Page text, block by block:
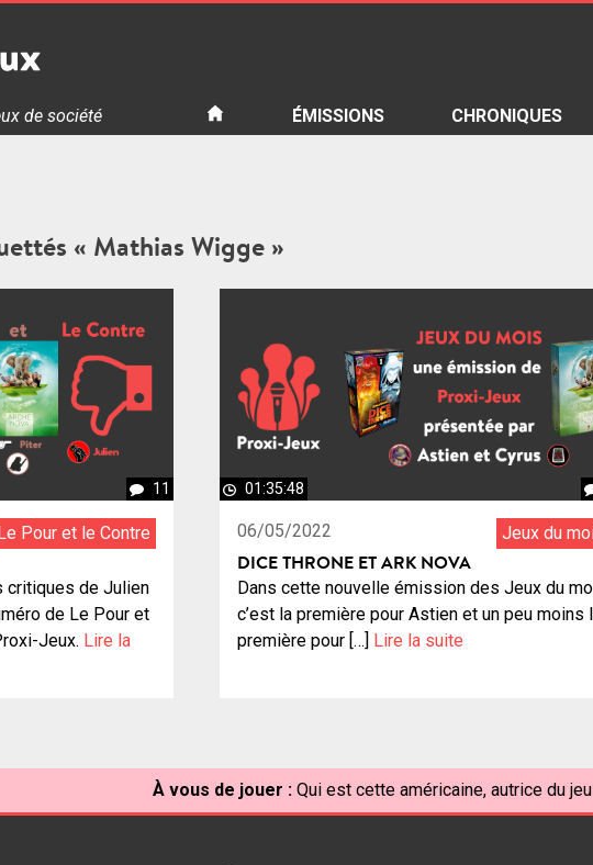
parle de jeux de société
de société ÉMISSIONS CHRONIQUES
« Mathias Wigge »
11
Le Pour et le Contre
critiques de Julien
de Le Pour et
Jeux. Lire la
01:35:48
06/05/2022 Jeux du
DICE THRONE ET ARK NOVA
Dans cette nouvelle émission des Jeux du
c’est la première pour Astien et un peu moins
première pour […]
Lire la suite
À vous de jouer : Qui est cette américaine, autrice du